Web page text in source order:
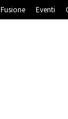
Fusione Eventi